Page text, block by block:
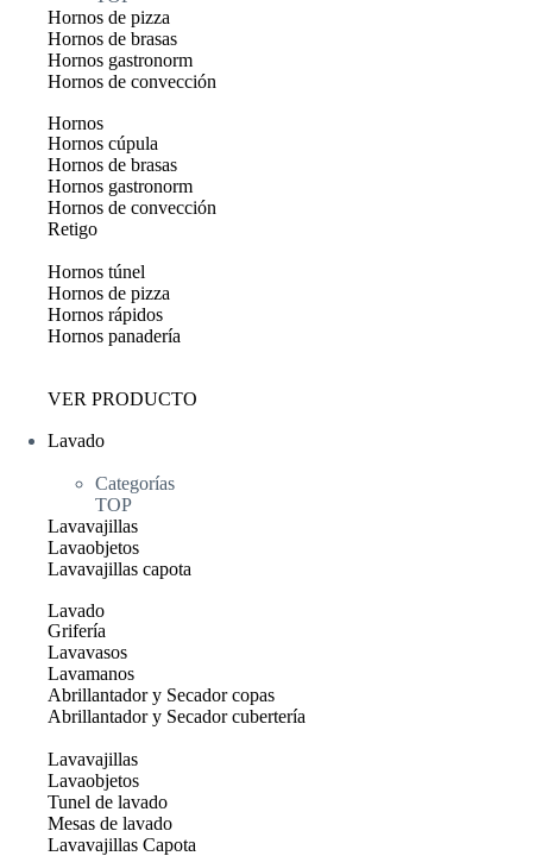
Hornos de pizza
Hornos de brasas
Hornos gastronorm
Hornos de convección
Hornos
Hornos cúpula
Hornos de brasas
Hornos gastronorm
Hornos de convección
Retigo
Hornos túnel
Hornos de pizza
Hornos rápidos
Hornos panadería
VER PRODUCTO
Lavado
Categorías
TOP
Lavavajillas
Lavaobjetos
Lavavajillas capota
Lavado
Grifería
Lavavasos
Lavamanos
Abrillantador y Secador copas
Abrillantador y Secador cubertería
Lavavajillas
Lavaobjetos
Tunel de lavado
Mesas de lavado
Lavavajillas Capota